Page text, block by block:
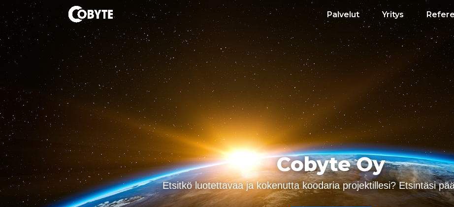
Palvelut Yritys
Cobyte Oy
Etsitkö luotettavaa ja kokenutta koodaria projektillesi? Etsintäsi